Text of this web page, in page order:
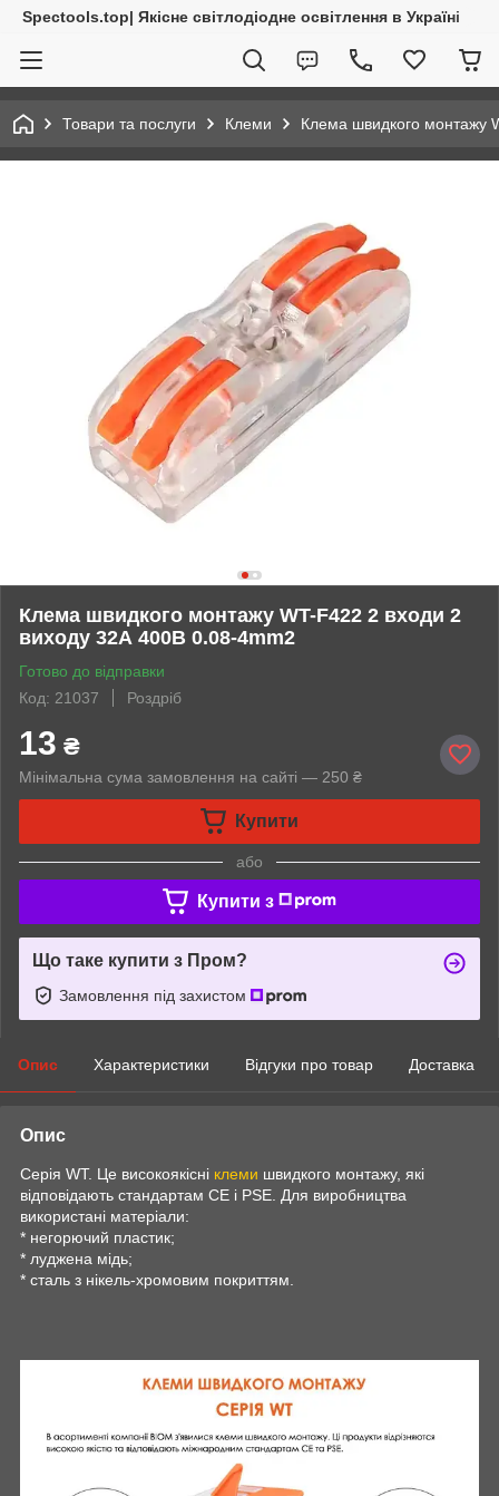
Spectools.top| Якісне світлодіодне освітлення в Україні
Товари та послуги Клеми Клема швидкого монтажу
Клема швидкого монтажу WT-F422 2 входи 2
виходу 32А 400В 0.08-4mm2
Готово до відправки
Код: 21037
Роздріб
13 ₴
Мінімальна сума замовлення на сайті — 250 ₴
Купити
або
Купити з
Що таке купити з Пром?
Замовлення під захистом
Опис Характеристики Відгуки про товар Доставка
Опис
Серія WT. Це високоякісні клеми швидкого монтажу, які
відповідають стандартам CE і PSE. Для виробництва
використані матеріали:
* негорючий пластик;
* луджена мідь;
* сталь з нікель-хромовим покриттям.